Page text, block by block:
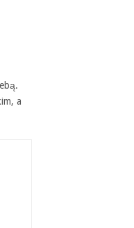
a